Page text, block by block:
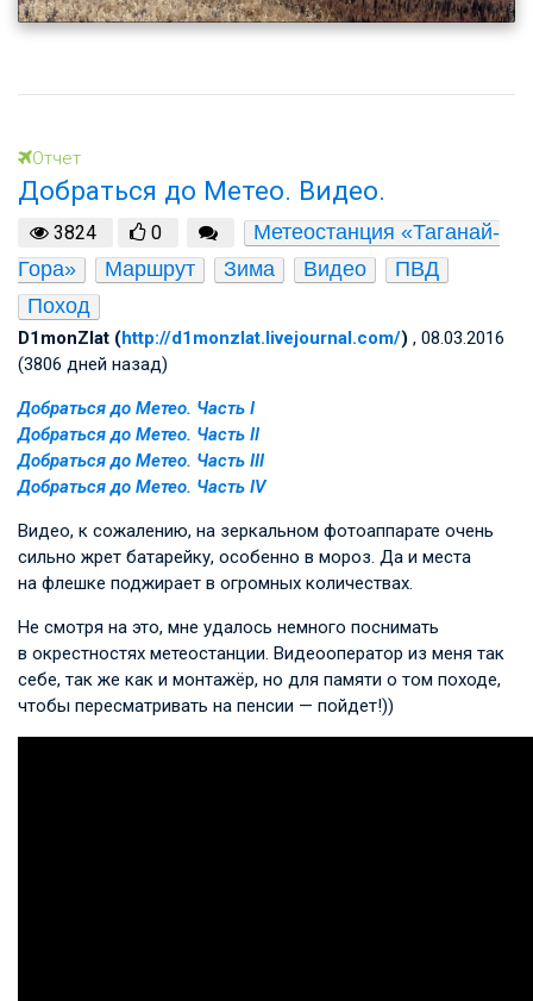
Отчет
Добраться до Метео. Видео.
3824 0
Метеостанция «Таганай-
Гора»
Маршрут Зима Видео
ПВД
Поход
D1monZlat (http://d1monzlat.livejournal.com/) , 08.03.2016
(3806 дней назад)
Добраться до Метео. Часть I
Добраться до Метео. Часть II
Добраться до Метео. Часть III
Добраться до Метео. Часть IV
Видео, к сожалению, на зеркальном фотоаппарате очень
сильно жрет батарейку, особенно в мороз. Да и места
на флешке поджирает в огромных количествах.
Не смотря на это, мне удалось немного поснимать
в окрестностях метеостанции. Видеооператор из меня так
себе, так же как и монтажёр, но для памяти о том походе,
чтобы пересматривать на пенсии — пойдет!))